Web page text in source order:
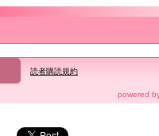
読者購読規約
powered